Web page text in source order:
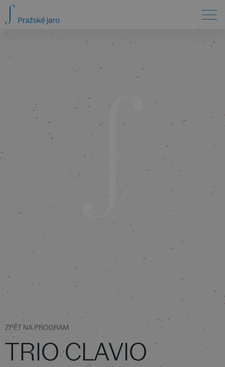
ZPĚT NA PROGRAM
TRIO CLAVIO